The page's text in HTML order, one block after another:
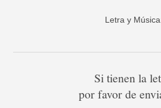
Letra y
Si tienen la
por favor de